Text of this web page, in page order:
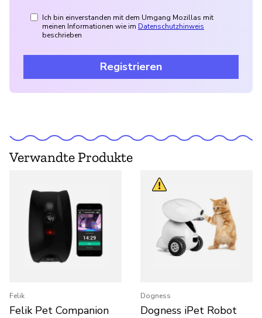
Ich bin einverstanden mit dem Umgang Mozillas mit
meinen Informationen wie im Datenschutzhinweis
beschrieben
Registrieren
Verwandte Produkte
Felik
Felik Pet Companion
Dogness
Dogness iPet Robot